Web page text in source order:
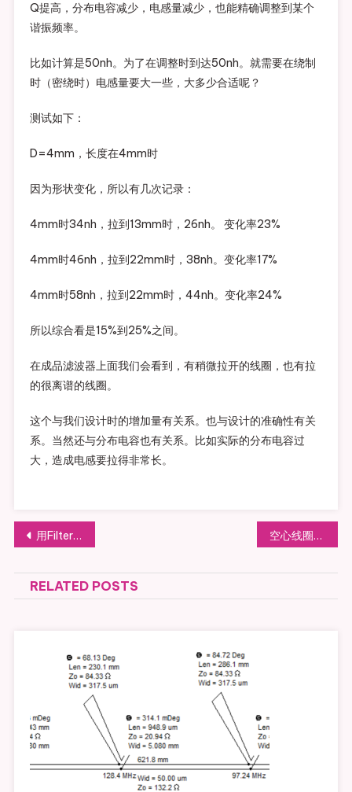
Q提高，分布电容减少，电感量减少，也能精确调整到某个
谐振频率。
比如计算是50nh。为了在调整时到达50nh。就需要在绕制
时（密绕时）电感量要大一些，大多少合适呢？
测试如下：
D=4mm，长度在4mm时
因为形状变化，所以有几次记录：
4mm时34nh，拉到13mm时，26nh。 变化率23%
4mm时46nh，拉到22mm时，38nh。变化率17%
4mm时58nh，拉到22mm时，44nh。变化率24%
所以综合看是15%到25%之间。
在成品滤波器上面我们会看到，有稍微拉开的线圈，也有拉
的很离谱的线圈。
这个与我们设计时的增加量有关系。也与设计的准确性有关
系。当然还与分布电容也有关系。比如实际的分布电容过
大，造成电感要拉得非常长。
文章导航
用Filter solutions，ADS，AWR分别设计滤波器看差异 空心线圈如何绕制，上锡，焊接
RELATED POSTS